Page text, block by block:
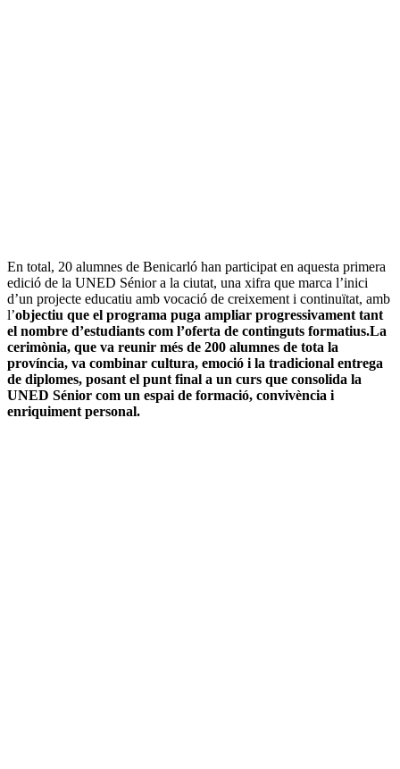
En total, 20 alumnes de Benicarló han participat en aquesta primera
edició de la UNED Sénior a la ciutat, una xifra que marca l’inici
d’un projecte educatiu amb vocació de creixement i continuïtat, amb
l’objectiu que el programa puga ampliar progressivament tant
el nombre d’estudiants com l’oferta de continguts formatius.La
cerimònia, que va reunir més de 200 alumnes de tota la
província, va combinar cultura, emoció i la tradicional entrega
de diplomes, posant el punt final a un curs que consolida la
UNED Sénior com un espai de formació, convivència i
enriquiment personal.